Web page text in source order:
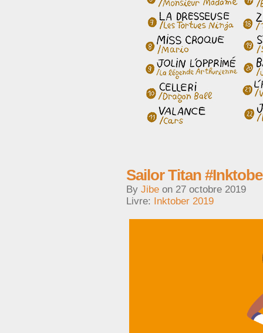
Sailor Titan
By Jibe on 27 octobre 2019
Livre: Inktober 2019